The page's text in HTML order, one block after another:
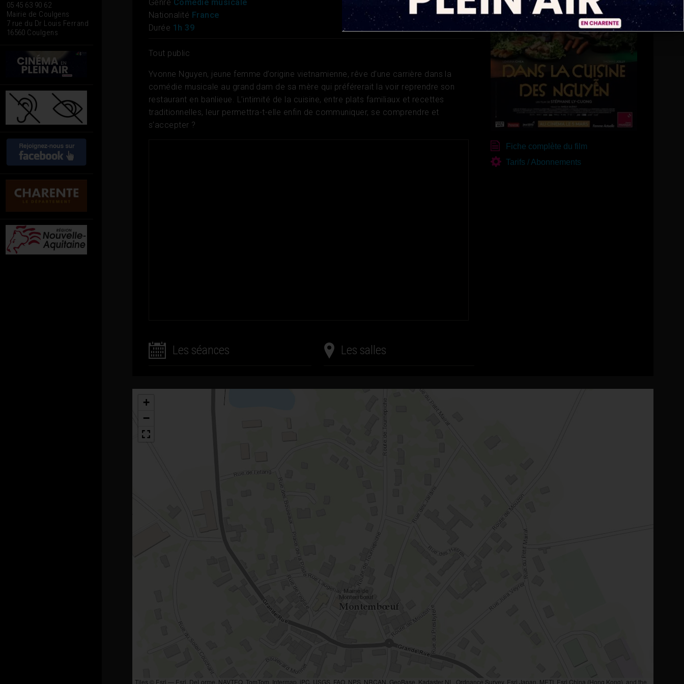
05 45 63 90 62
Mairie de Coulgens
7 rue du Dr Louis Ferrand
16560 Coulgens
Genre Comédie musicale
Nationalité France
Durée 1h 39
Tout public
Yvonne Nguyen, jeune femme d’origine vietnamienne, rêve d’une carrière dans la
comédie musicale au grand dam de sa mère qui préférerait la voir reprendre son
restaurant en banlieue. L’intimité de la cuisine, entre plats familiaux et recettes
traditionnelles, leur permettra-t-elle enfin de communiquer, se comprendre et
s’accepter ?
Les séances Les salles
Fiche complète du film
Tarifs / Abonnements
+
−
Tiles © Esri — Esri, DeLorme, NAVTEQ, TomTom, Intermap, iPC, USGS, FAO, NPS, NRCAN, GeoBase, Kadaster NL, Ordnance Survey, Esri Japan, METI, Esri China (Hong Kong), and the